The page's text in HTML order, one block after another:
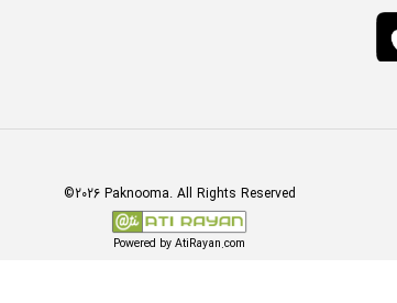
©2026 Paknooma. All Rights Reserved
Powered by AtiRayan.com